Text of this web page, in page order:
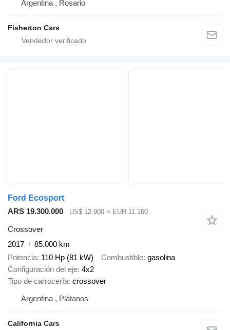
Argentina , Rosario
Fisherton Cars
Ford Ecosport
ARS 19.300.000
US$ 12.900 ≈ EUR 11.160
Crossover
2017
85.000 km
Potencia 110 Hp (81 kW) Combustible gasolina
Configuración del eje 4x2
Tipo de carrocería crossover
Argentina , Plátanos
California Cars